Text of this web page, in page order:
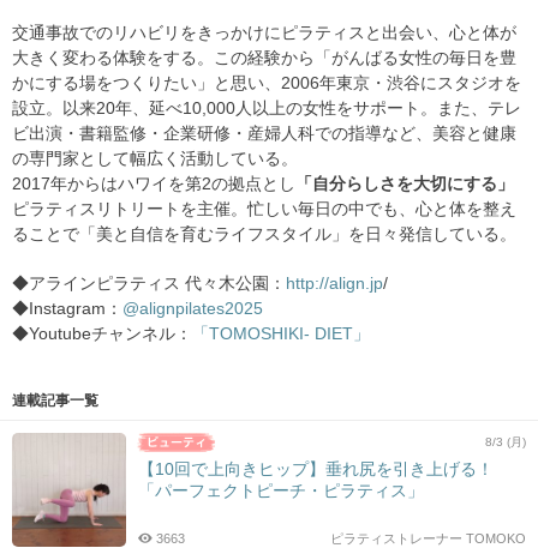
交通事故でのリハビリをきっかけにピラティスと出会い、心と体が
大きく変わる体験をする。この経験から「がんばる女性の毎日を豊
かにする場をつくりたい」と思い、2006年東京・渋谷にスタジオを
設立。以来20年、延べ10,000人以上の女性をサポート。また、テレ
ビ出演・書籍監修・企業研修・産婦人科での指導など、美容と健康
の専門家として幅広く活動している。
2017年からはハワイを第2の拠点とし
「自分らしさを大切にする」
ピラティスリトリートを主催。忙しい毎日の中でも、心と体を整え
ることで「美と自信を育むライフスタイル」を日々発信している。
◆アラインピラティス 代々木公園： http://align.jp/
◆Instagram： @alignpilates2025
◆Youtubeチャンネル：
「TOMOSHIKI- DIET」
連載記事一覧
8/3 (月)
【10回で上向きヒップ】垂れ尻を引き上げる！
「パーフェクトピーチ・ピラティス」
ピラティストレーナー TOMOKO
3663